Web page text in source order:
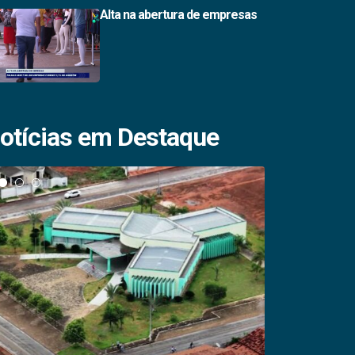
Alta na abertura de empresas
em Destaque